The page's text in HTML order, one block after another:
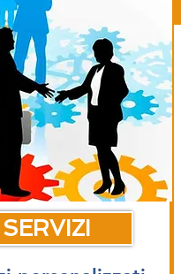
SERVIZI